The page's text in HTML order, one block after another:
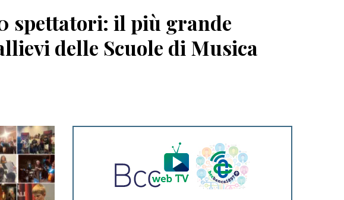
spettatori: il più grande
delle Scuole di Musica